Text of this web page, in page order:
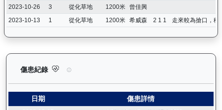
2023-10-26
3 從化草地 1200米
曾佳興
2023-10-13
1 從化草地 1200米 希威森 2 1 1 走來較為搶口，穩
傷患紀錄 快樂奇兵（H297）— 傷患紀錄：查看馬匹完整
日期 傷患詳情